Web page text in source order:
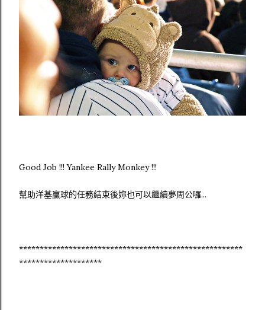
Good Job !!! Yankee Rally Monkey !!!
幫助洋基贏球的任務結束後妳也可以繼續夢周公囉...
******************************************************
********************